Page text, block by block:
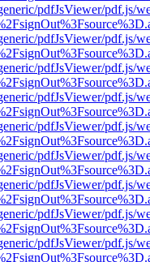
pdfJsViewer/pdf.js/
pdfJsViewer/pdf.js/
pdfJsViewer/pdf.js/
pdfJsViewer/pdf.js/
pdfJsViewer/pdf.js/
pdfJsViewer/pdf.js/
pdfJsViewer/pdf.js/
pdfJsViewer/pdf.js/
pdfJsViewer/pdf.js/